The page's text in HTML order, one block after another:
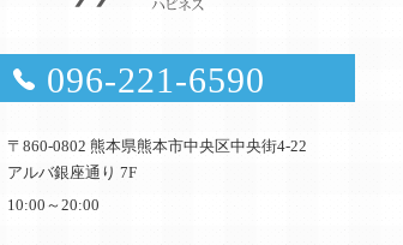
096-221-6590
〒860-0802 熊本県熊本市中央区中央街4-22
アルバ銀座通り 7F
10:00～20:00